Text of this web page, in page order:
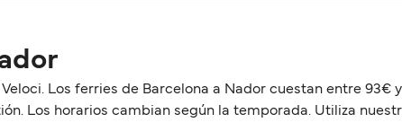
Los ferries de Barcelona a Nador cuestan entre 93€
Los horarios cambian según la temporada. Utiliza